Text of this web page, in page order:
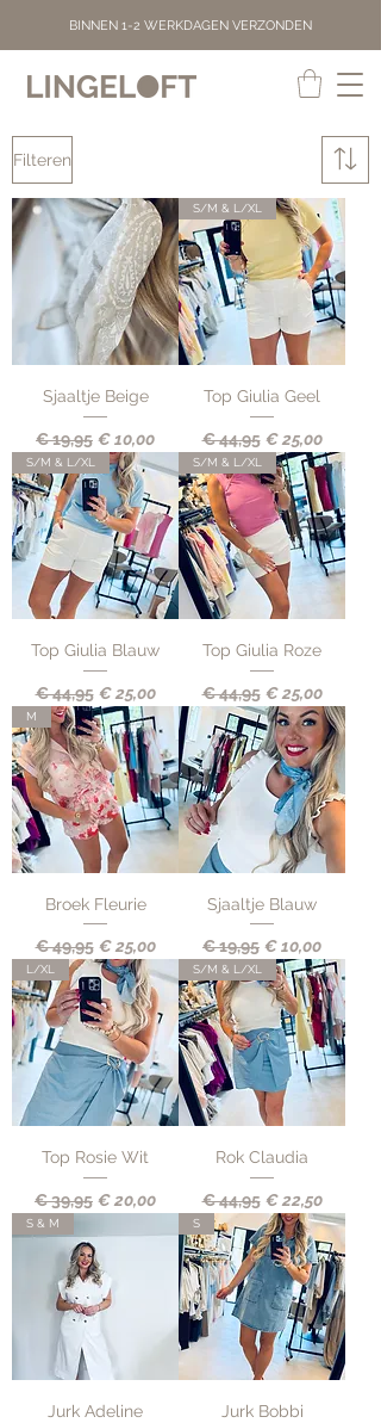
BINNEN 1-2 WERKDAGEN VERZONDEN
Filteren
Sjaaltje Beige
Normale prijs
€ 19,95 Verkoopprijs
€ 10,00
S/M & L/XL
Top Giulia Geel
Normale prijs
€ 44,95 Verkoopprijs
€ 25,00
S/M & L/XL
Top Giulia Blauw
Normale prijs
€ 44,95 Verkoopprijs
€ 25,00
S/M & L/XL
Top Giulia Roze
Normale prijs
€ 44,95 Verkoopprijs
€ 25,00
M
Broek Fleurie
Normale prijs
€ 49,95 Verkoopprijs
€ 25,00
Sjaaltje Blauw
Normale prijs
€ 19,95 Verkoopprijs
€ 10,00
L/XL
Top Rosie Wit
Normale prijs
€ 39,95 Verkoopprijs
€ 20,00
S/M & L/XL
Rok Claudia
Normale prijs
€ 44,95 Verkoopprijs
€ 22,50
S & M
Jurk Adeline
S
Jurk Bobbi